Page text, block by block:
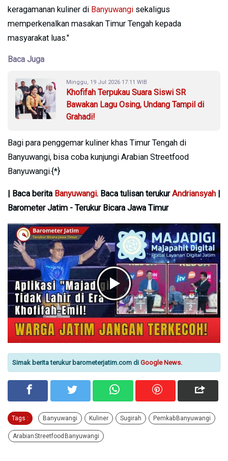
keragamanan kuliner di Banyuwangi sekaligus
memperkenalkan masakan Timur Tengah kepada
masyarakat luas."
Baca Juga
Minggu, 19 Jul 2026 17:11 WIB
Khofifah Terpukau Suara Siswi SR
Bawakan Lagu Osing, Undang Tampil di
Grahadi!
Bagi para penggemar kuliner khas Timur Tengah di
Banyuwangi, bisa coba kunjungi Arabian Streetfood
Banyuwangi.{*}
| Baca berita Banyuwangi. Baca tulisan terukurAndriansyah
Barometer Jatim - Terukur Bicara Jawa Timur
Simak berita terukur barometerjatim.com di Google News.
Tags : Banyuwangi Kuliner Sugirah Pemkab Banyuwangi
Arabian Streetfood Banyuwangi